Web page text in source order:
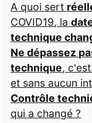
A quoi sert
COVID19, la
technique
Ne dépassez
technique,
et sans aucun
Contrôle
qui a changé ?